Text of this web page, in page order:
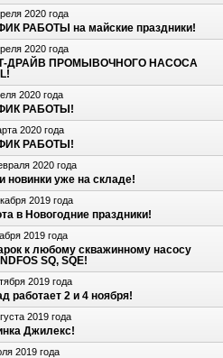
2020 года
РАБОТЫ на майские праздники!
2020 года
ДРАЙВ ПРОМЫВОЧНОГО НАСОСА
2020 года
РАБОТЫ!
2020 года
РАБОТЫ!
2020 года
новинки уже на складе!
2019 года
в Новогодние праздники!
2019 года
к любому скважинному насосу
SQ, SQE!
2019 года
работает 2 и 4 ноября!
2019 года
Джилекс!
2019 года